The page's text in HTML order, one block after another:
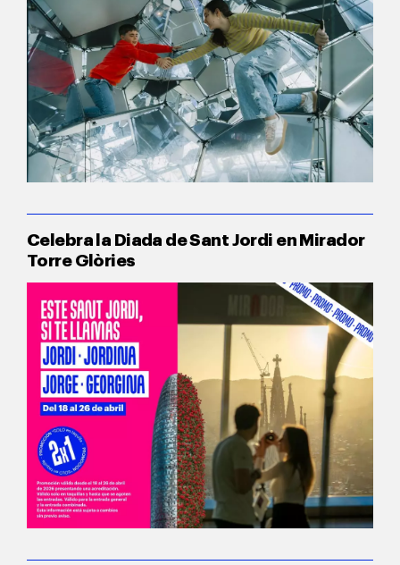
Celebra la Diada de Sant Jordi en Mirador
Torre Glòries